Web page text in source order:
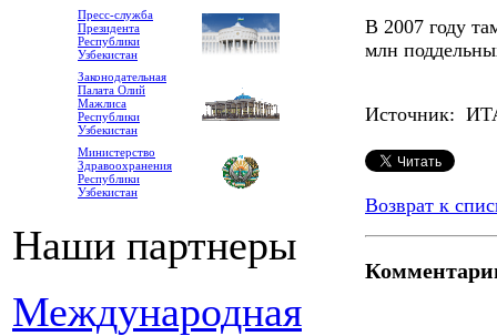
Пресс-служба
Президента
Республики
Узбекистан
Законодательная
Палата Олий
Мажлиса
Республики
Узбекистан
Министерство
Здравоохранения
Республики
Узбекистан
Наши партнеры
Международная
В 2007 году
млн
Источник:
Возврат к